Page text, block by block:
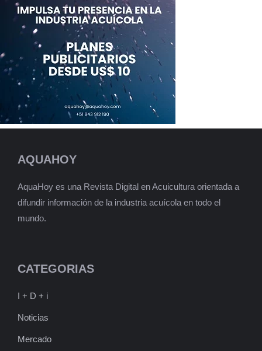
AQUAHOY
AquaHoy es una Revista Digital en Acuicultura orientada a
difundir información de la industria acuícola en todo el
mundo.
CATEGORIAS
I + D + i
Noticias
Mercado